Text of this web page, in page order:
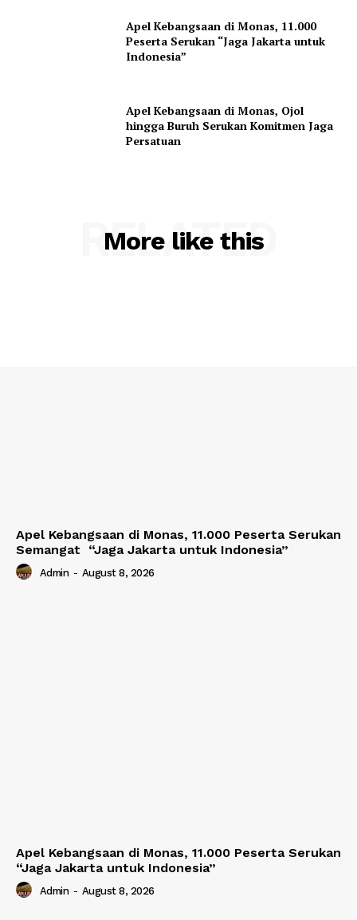
Apel Kebangsaan di Monas, 11.000
Peserta Serukan “Jaga Jakarta untuk
Indonesia”
Apel Kebangsaan di Monas, Ojol
hingga Buruh Serukan Komitmen Jaga
Persatuan
More like this
RELATED
Apel Kebangsaan di Monas, 11.000 Peserta Serukan
Semangat “Jaga Jakarta untuk Indonesia”
Admin - August 8, 2026
Apel Kebangsaan di Monas, 11.000 Peserta Serukan
“Jaga Jakarta untuk Indonesia”
Admin - August 8, 2026